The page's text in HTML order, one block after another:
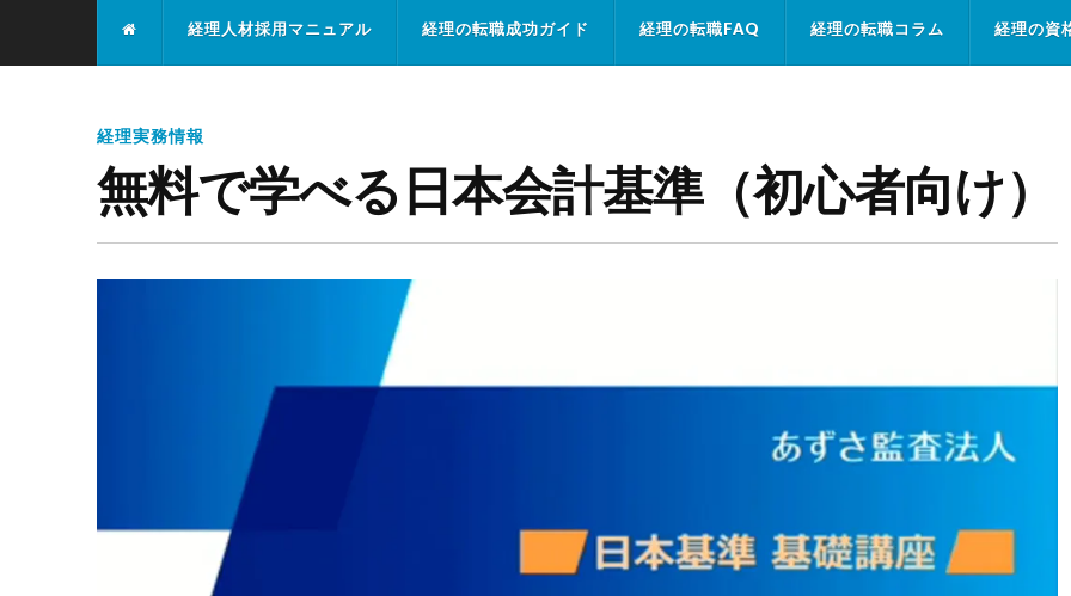
経理人材採用マニュアル 経理の転職成功ガイド 経理の転職FAQ 経理の転職コラム 経理の資
経理実務情報
無料で学べる日本会計基準（初心者向け）